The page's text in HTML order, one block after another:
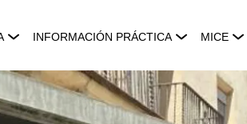
INFORMACIÓN PRÁCTICA MICE